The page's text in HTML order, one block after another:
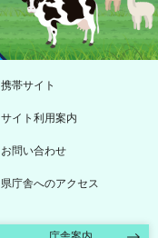
携帯サイト
サイト利用案内
お問い合わせ
県庁舎へのアクセス